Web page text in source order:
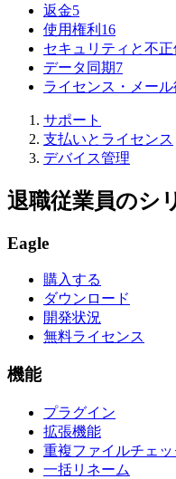
返金5
使用権利 16
セキュリティと不正
データ同期7
ライセンス・メール
サポート
支払いとライセンス
デバイス管理
退職従業員のシ
Eagle
購入する
ダウンロード
開発状況
無料ライセンス
機能
プラグイン
拡張機能
重複ファイルチェッ
一括リネーム